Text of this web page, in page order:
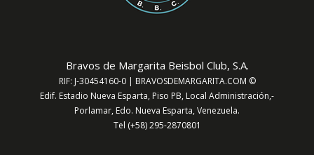
Bravos de Margarita Beisbol Club, S.A.
RIF: J-30454160-0 | BRAVOSDEMARGARITA.COM ©
Edif. Estadio Nueva Esparta, Piso PB, Local Administración,-
Porlamar, Edo. Nueva Esparta, Venezuela.
Tel (+58) 295-2870801